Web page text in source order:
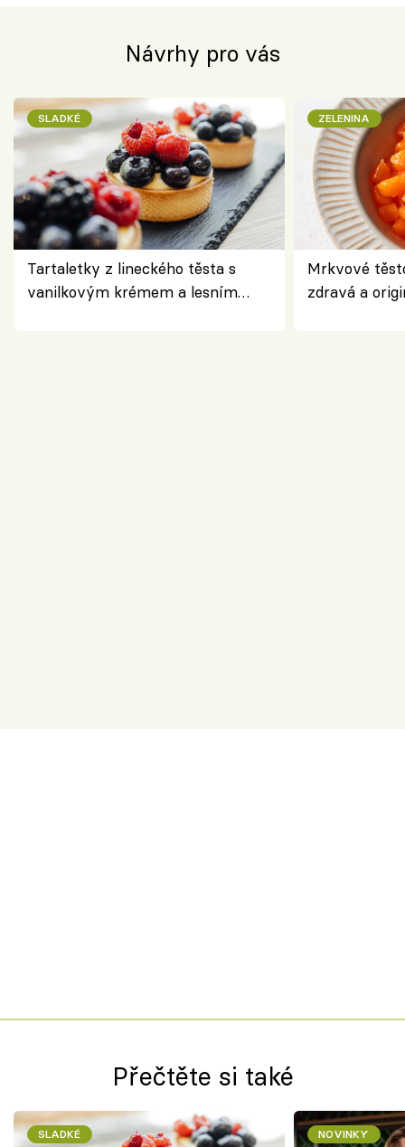
Návrhy pro vás
SLADKÉ
Tartaletky z lineckého těsta s
vanilkovým krémem a lesním
ZELENINA
Mrkvové
zdravá a
Přečtěte si také
SLADKÉ NOVINKY